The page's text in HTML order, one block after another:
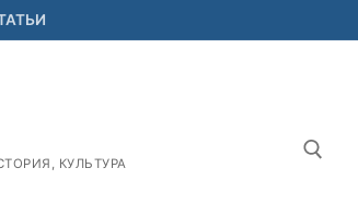
КУЛЬТУРА